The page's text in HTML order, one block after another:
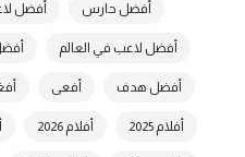
أفضل حارس أفضل
أفضل لاعب في العالم
أفضل هدف أفعى
أفلام 2025 أفلام 2026